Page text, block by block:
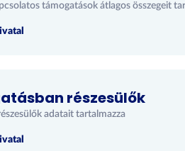
támogatások átlagos összegeit
részesülők
adatait tartalmazza